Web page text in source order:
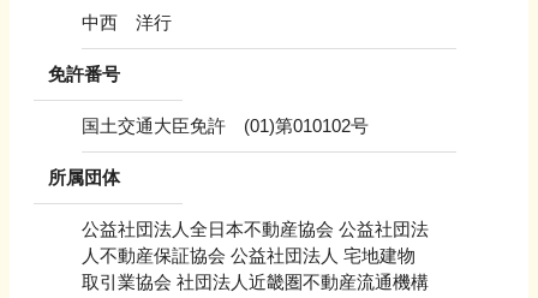
中西 洋行
免許番号
国土交通大臣免許 (01)第010102号
所属団体
公益社団法人全日本不動産協会 公益社団法
人不動産保証協会 公益社団法人 宅地建物
取引業協会 社団法人近畿圏不動産流通機構